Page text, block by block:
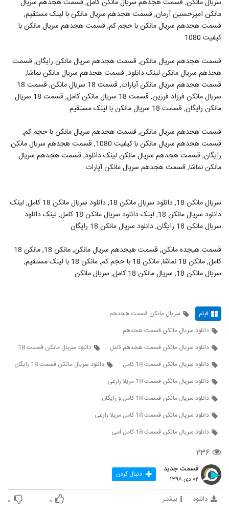
سریال مانکن, قسمت هجدهم سریال مانکن کامل, قسمت هجدهم سریال
مانکن امیرحسین آرمان, قسمت هجدهم سریال مانکن با لینک مستقیم,
قسمت هجدهم سریال مانکن با حجم کم, قسمت هجدهم سریال مانکن با
کیفیت 1080
قسمت هجدهم سریال مانکن, قسمت هجدهم سریال مانکن رایگان, قسمت
هجدهم سریال مانکن لینک دانلود, قسمت هجدهم سریال مانکن نماشا,
قسمت هجدهم سریال مانکن آپارات, قسمت 18 سریال مانکن, قسمت 18
سریال مانکن فرزاد فرزین, قسمت 18 سریال مانکن کامل, قسمت 18 سریال
مانکن رایگان, قسمت 18 سریال مانکن با لینک مستقیم
قسمت هجدهم سریال مانکن, قسمت هجدهم سریال مانکن با حجم کم,
قسمت هجدهم سریال مانکن با کیفیت 1080, قسمت هجدهم سریال مانکن
رایگان, قسمت هجدهم سریال مانکن لینک دانلود, قسمت هجدهم سریال
مانکن نماشا, قسمت هجدهم سریال مانکن آپارات
سریال مانکن 18, دانلود سریال مانکن 18, دانلود سریال مانکن 18 کامل, لینک
دانلود سریال مانکن 18, لینک دانلود سریال مانکن 18 کامل, لینک دانلود
سریال مانکن 18 رایگان, دانلود سریال مانکن 18 رایگان
قسمت هیجده مانکن, قسمت هیجدهم سریال مانکن, مانکن 18, مانکن 18
کامل, مانکن 18 نماشا, مانکن 18 با حجم کم, مانکن 18 با لینک مستقیم,
سریال مانکن 18, سریال مانکن 18 کامل, سریال مانکن
فیلم
سریال مانکن قسمت هجدهم
دانلود سریال مانکن قسمت هجدهم
دانلود سریال مانکن قسمت هجدهم کامل
دانلود سریال مانکن قسمت 18
دانلود سریال مانکن قسمت 18 کامل
دانلود سریال مانکن قسمت 18 رایگان
دانلود سریال مانکن قسمت 18 مریلا زارعی
دانلود سریال مانکن قسمت 18 کامل و رایگان
دانلود سریال مانکن قسمت 18 کامل مریلا زارعی
دانلود سریال مانکن قسمت 18 کامل امی
۲۳۶
قسمت جدید
۰۲ دی ۱۳۹۸ دنبال کردن
دانلود بیشتر ۰ ۰